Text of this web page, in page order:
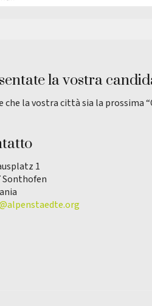
la vostra
che la vostra città sia la prossima
1
Sonthofen